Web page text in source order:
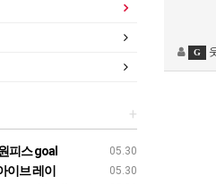
G
+
05.30
피스 goal
05.30
이브 레이